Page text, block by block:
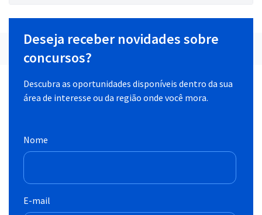
Deseja receber novidades sobre
concursos?
Descubra as oportunidades disponíveis dentro da sua
área de interesse ou da região onde você mora.
Nome
E-mail